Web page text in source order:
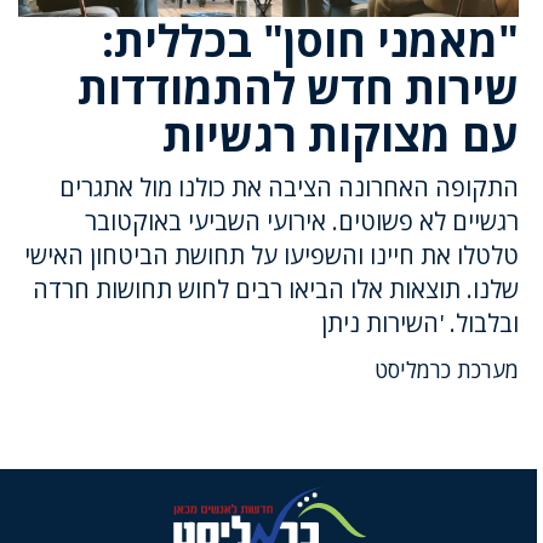
"מאמני חוסן" בכללית:
שירות חדש להתמודדות
עם מצוקות רגשיות
התקופה האחרונה הציבה את כולנו מול אתגרים
רגשיים לא פשוטים. אירועי השביעי באוקטובר
טלטלו את חיינו והשפיעו על תחושת הביטחון האישי
שלנו. תוצאות אלו הביאו רבים לחוש תחושות חרדה
ובלבול. 'השירות ניתן
מערכת כרמליסט